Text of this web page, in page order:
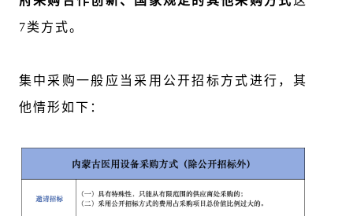
7类方式。
集中采购一般应当采用公开招标方式进行，其
他情形如下：